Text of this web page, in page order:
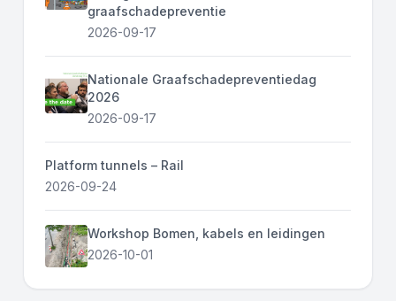
graafschadepreventie
2026-09-17
Nationale Graafschadepreventiedag
2026
2026-09-17
Platform tunnels – Rail
2026-09-24
Workshop Bomen, kabels en leidingen
2026-10-01